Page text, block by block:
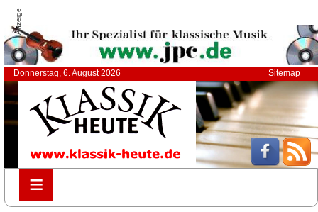
Anzeige
Donnerstag, 6. August 2026 Sitemap
≡
≡